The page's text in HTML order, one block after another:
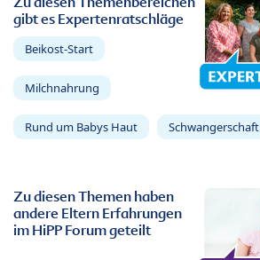
gibt es Expertenratschläge
Beikost-Start
Milchnahrung
Rund um Babys Haut Schwangerschaft
Zu diesen Themen haben
andere Eltern Erfahrungen
im HiPP Forum geteilt